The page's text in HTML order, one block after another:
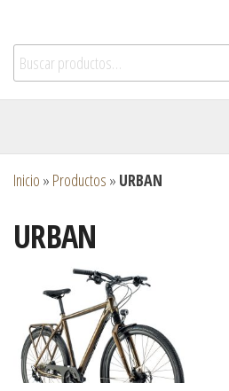
Inicio » Productos » URBAN
URBAN